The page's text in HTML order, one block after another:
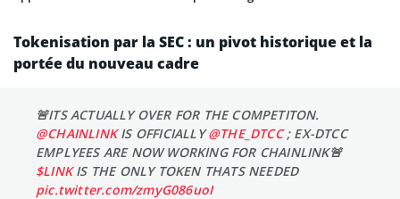
Tokenisation par la SEC : un pivot historique et la
portée du nouveau cadre
🚨ITS ACTUALLY OVER FOR THE COMPETITON.
@CHAINLINKIS OFFICIALLY@THE_DTCC; EX-DTCC
EMPLYEES ARE NOW WORKING FOR CHAINLINK🚨
$LINKIS THE ONLY TOKEN THATS NEEDED
pic.twitter.com/zmyG086uoI